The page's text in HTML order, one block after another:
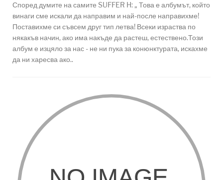
Според думите на самите SUFFER H: „ Това е албумът, който
винаги сме искали да направим и най-после направихме!
Поставихме си съвсем друг тип летва! Всеки израства по
някакъв начин, ако има накъде да растеш, естествено.Този
албум е изцяло за нас - не ни пука за конюнктурата, искахме
да ни харесва ако..